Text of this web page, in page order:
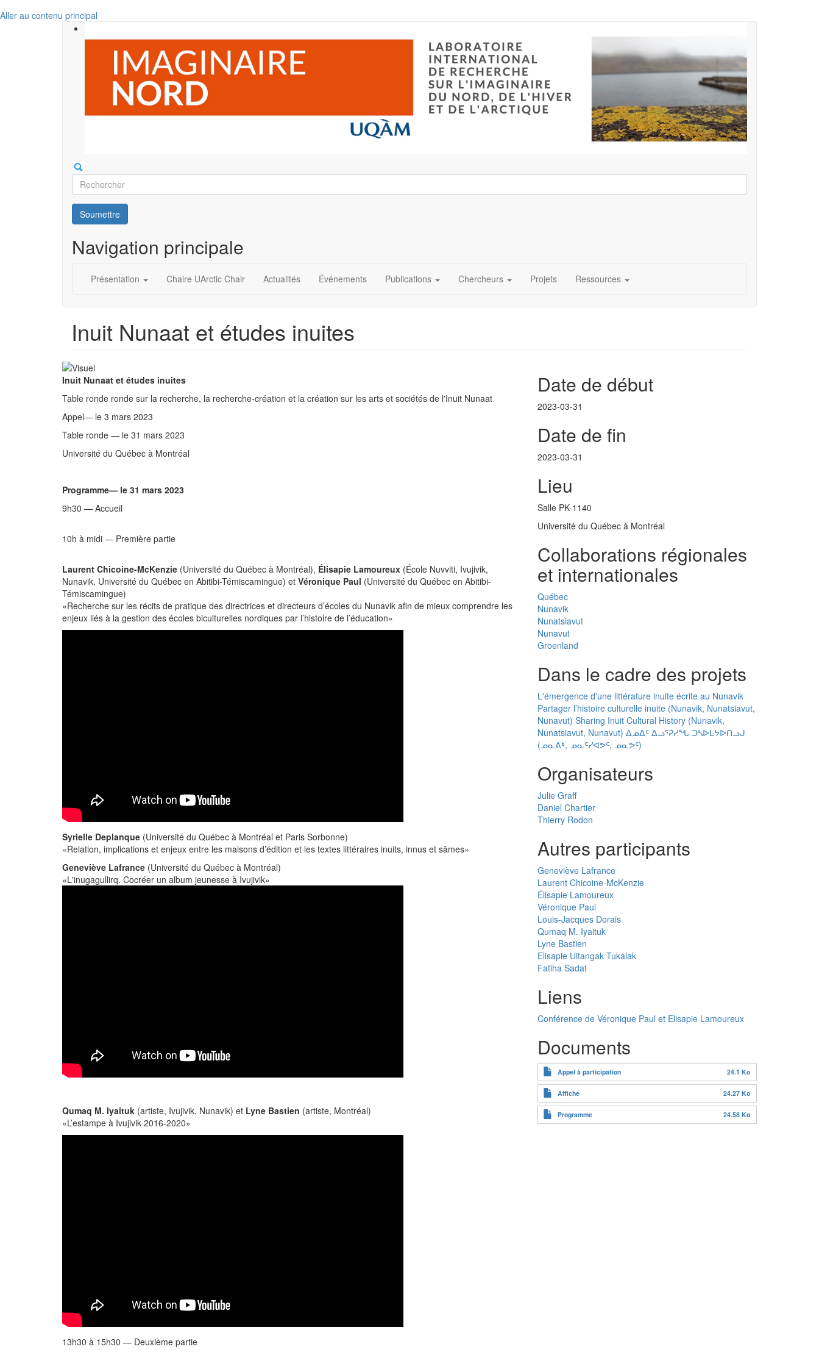
Aller au contenu principal
Rechercher
Soumettre
Navigation principale
Présentation Chaire UArctic Chair Actualités Événements Publications Chercheurs Projets Ressources
Inuit Nunaat et études inuites
Inuit Nunaat et études inuites
Table ronde ronde sur la recherche, la recherche-création et la création sur les arts et sociétés de l'Inuit Nunaat
Appel— le 3 mars 2023
Table ronde — le 31 mars 2023
Université du Québec à Montréal
Programme— le 31 mars 2023
9h30 — Accueil
10h à midi — Première partie
Laurent Chicoine-McKenzie (Université du Québec à Montréal), Élisapie Lamoureux (École Nuvviti, Ivujivik,
Nunavik, Université du Québec en Abitibi-Témiscamingue) et Véronique Paul (Université du Québec en Abitibi-
Témiscamingue)
«Recherche sur les récits de pratique des directrices et directeurs d’écoles du Nunavik afin de mieux comprendre les
enjeux liés à la gestion des écoles biculturelles nordiques par l’histoire de l’éducation»
Syrielle Deplanque (Université du Québec à Montréal et Paris Sorbonne)
«Relation, implications et enjeux entre les maisons d’édition et les textes littéraires inuits, innus et sâmes»
Geneviève Lafrance (Université du Québec à Montréal)
«L'inugagullirq. Cocréer un album jeunesse à Ivujivik»
Qumaq M. Iyaituk (artiste, Ivujivik, Nunavik) et Lyne Bastien (artiste, Montréal)
«L’estampe à Ivujivik 2016-2020»
13h30 à 15h30 — Deuxième partie
Date de début
2023-03-31
Date de fin
2023-03-31
Lieu
Salle PK-1140
Université du Québec à Montréal
Collaborations régionales
et internationales
Québec
Nunavik
Nunatsiavut
Nunavut
Groenland
Dans le cadre des projets
L'émergence d'une littérature inuite écrite au Nunavik
Partager l’histoire culturelle inuite (Nunavik, Nunatsiavut,
Nunavut) Sharing Inuit Cultural History (Nunavik,
Nunatsiavut, Nunavut) ᐃᓄᐃᑦ ᐃᓗᕐᕈᓯᖓ ᑐᓴᐅᒪᔭᐅᑎᓗᒍ
(ᓄᓇᕕᒃ, ᓄᓇᑦᓯᐊᕗᑦ, ᓄᓇᕗᑦ)
Organisateurs
Julie Graff
Daniel Chartier
Thierry Rodon
Autres participants
Geneviève Lafrance
Laurent Chicoine-McKenzie
Élisapie Lamoureux
Véronique Paul
Louis-Jacques Dorais
Qumaq M. Iyaituk
Lyne Bastien
Elisapie Uitangak Tukalak
Fatiha Sadat
Liens
Conférence de Véronique Paul et Elisapie Lamoureux
Documents
Appel à participation 24.1 Ko
Affiche 24.27 Ko
Programme 24.58 Ko